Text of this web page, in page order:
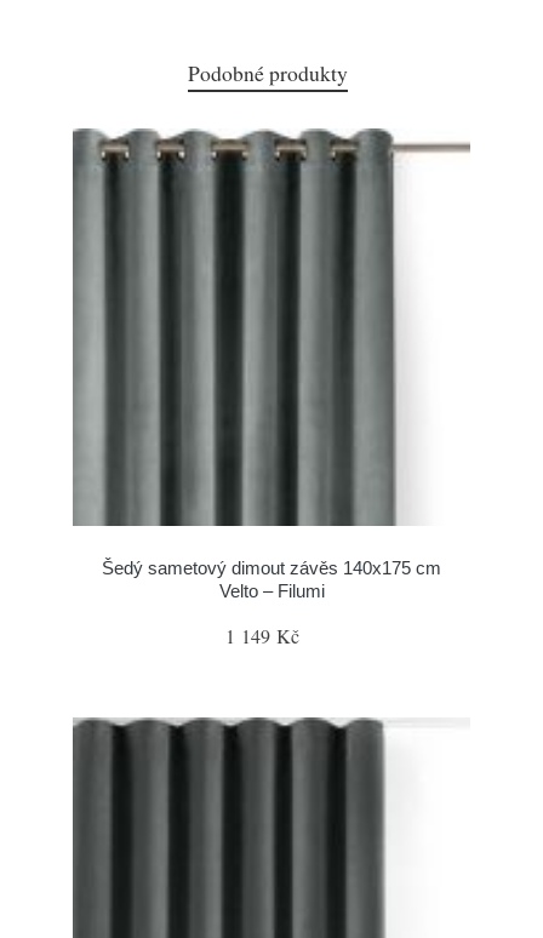
Podobné produkty
Šedý sametový dimout závěs 140x175 cm
Velto – Filumi
1 149 Kč